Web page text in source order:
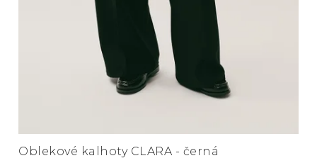
Oblekové kalhoty CLARA - černá